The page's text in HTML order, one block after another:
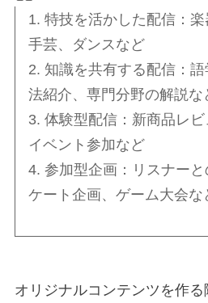
1. 特技を活かした配信：楽
手芸、ダンスなど
2. 知識を共有する配信：
法紹介、専門分野の解説な
3. 体験型配信：新商品レビ
イベント参加など
4. 参加型企画：リスナー
ケート企画、ゲーム大会な
オリジナルコンテンツを作る